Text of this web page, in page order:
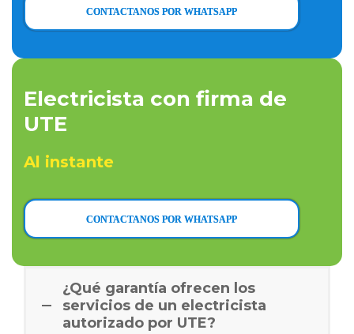
CONTACTANOS POR WHATSAPP
Electricista con firma de
UTE
Al instante
CONTACTANOS POR WHATSAPP
¿Qué garantía ofrecen los
servicios de un electricista
autorizado por UTE?